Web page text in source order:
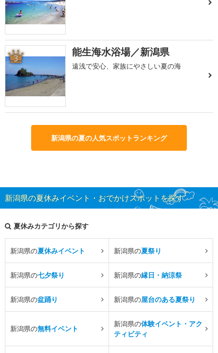
3 能生海水浴場／新潟県
遠浅で安心、家族にやさしい夏の海
新潟県の夏の人気スポットランキング
新潟県の夏休みイベント・おでかけスポットを探す
夏休みカテゴリから探す
新潟県の夏休みイベント 新潟県の夏祭り
新潟県の七夕祭り 新潟県の縁日・納涼祭
新潟県の盆踊り 新潟県の屋台のある夏祭り
新潟県の無料イベント
新潟県の体験イベント・アク
ティビティ